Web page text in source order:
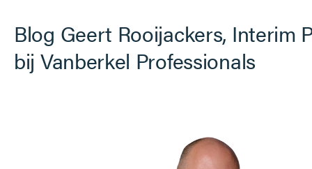
Vacatures
Blog Geert Rooijackers, Interim
bij Vanberkel Professionals